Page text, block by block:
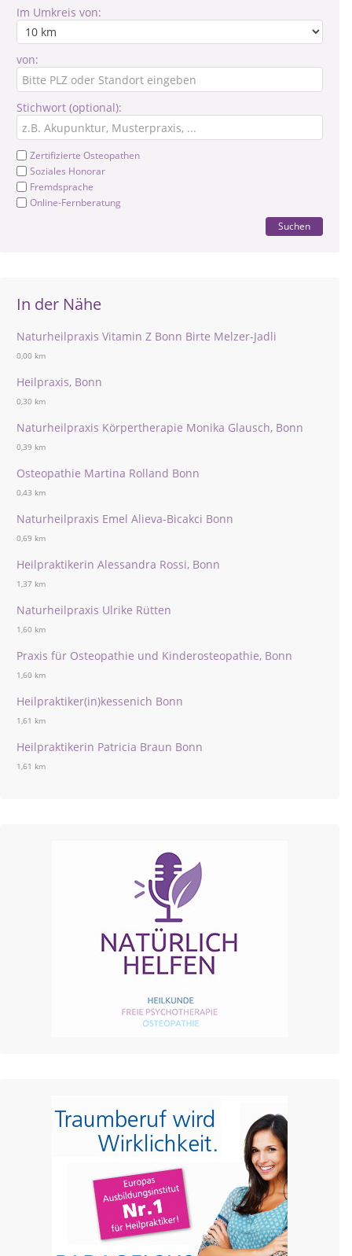
Im Umkreis von:
von:
Stichwort (optional):
Zertifizierte Osteopathen
Soziales Honorar
Fremdsprache
Online-Fernberatung
Suchen
In der Nähe
Naturheilpraxis Vitamin Z Bonn Birte Melzer-Jadli
0,00 km
Heilpraxis, Bonn
0,30 km
Naturheilpraxis Körpertherapie Monika Glausch, Bonn
0,39 km
Osteopathie Martina Rolland Bonn
0,43 km
Naturheilpraxis Emel Alieva-Bicakci Bonn
0,69 km
Heilpraktikerin Alessandra Rossi, Bonn
1,37 km
Naturheilpraxis Ulrike Rütten
1,60 km
Praxis für Osteopathie und Kinderosteopathie, Bonn
1,60 km
Heilpraktiker(in)kessenich Bonn
1,61 km
Heilpraktikerin Patricia Braun Bonn
1,61 km